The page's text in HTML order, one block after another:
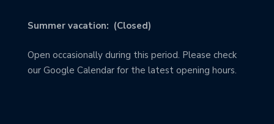
Summer vacation: (Closed)
Open occasionally during this period. Please check
our Google Calendar for the latest opening hours.